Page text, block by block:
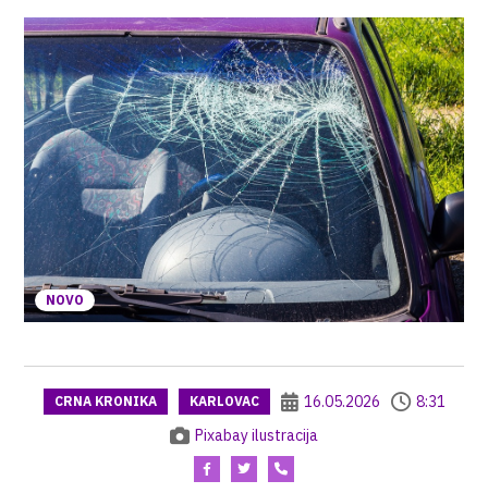
NOVO
CRNA KRONIKA KARLOVAC 16.05.2026
8:31
Pixabay ilustracija